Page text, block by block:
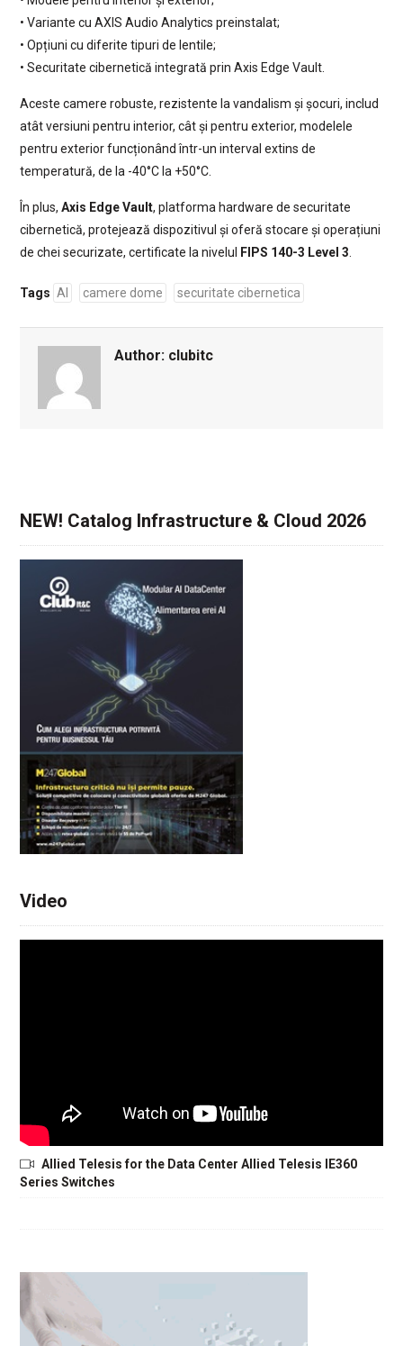
• Variante cu AXIS Audio Analytics preinstalat;
• Opțiuni cu diferite tipuri de lentile;
• Securitate cibernetică integrată prin Axis Edge Vault.
Aceste camere robuste, rezistente la vandalism și șocuri, includ
atât versiuni pentru interior, cât și pentru exterior, modelele
pentru exterior funcționând într-un interval extins de
temperatură, de la -40°C la +50°C.
În plus, Axis Edge Vault, platforma hardware de securitate
cibernetică, protejează dispozitivul și oferă stocare și operațiuni
de chei securizate, certificate la nivelul FIPS 140-3 Level 3
Tags AI camere dome securitate cibernetica
Author: clubitc
NEW! Catalog Infrastructure & Cloud 2026
Video
Allied Telesis for the Data Center Allied Telesis IE360
Series Switches